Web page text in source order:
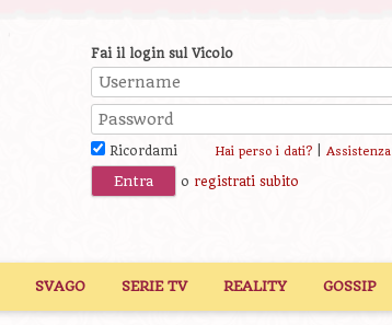
Fai il login sul Vicolo
Ricordami Hai perso i dati?| Assistenza
o registrati subito
SVAGO SERIE TV REALITY GOSSIP